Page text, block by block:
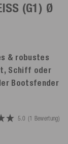
(G1) Ø
& robustes
Schiff oder
Bootsfender
5.0 (1 Bewertung)